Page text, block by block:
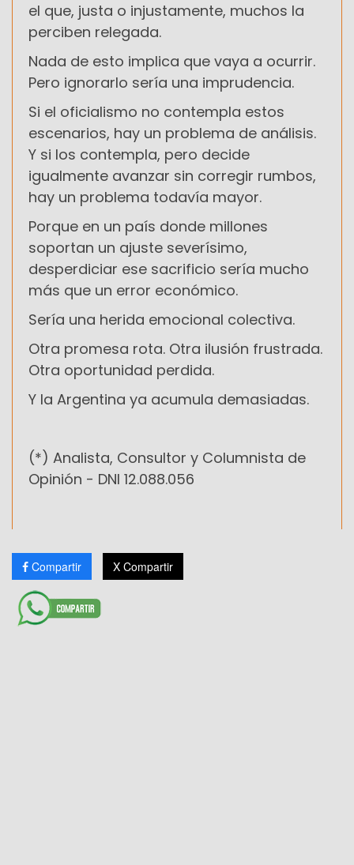
el que, justa o injustamente, muchos la
perciben relegada.
Nada de esto implica que vaya a ocurrir.
Pero ignorarlo sería una imprudencia.
Si el oficialismo no contempla estos
escenarios, hay un problema de análisis.
Y si los contempla, pero decide
igualmente avanzar sin corregir rumbos,
hay un problema todavía mayor.
Porque en un país donde millones
soportan un ajuste severísimo,
desperdiciar ese sacrificio sería mucho
más que un error económico.
Sería una herida emocional colectiva.
Otra promesa rota. Otra ilusión frustrada.
Otra oportunidad perdida.
Y la Argentina ya acumula demasiadas.
(*) Analista, Consultor y Columnista de
Opinión - DNI 12.088.056
Compartir X Compartir